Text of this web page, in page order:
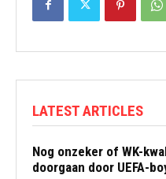
LATEST ARTICLES
Nog onzeker of WK-
doorgaan door UEFA-